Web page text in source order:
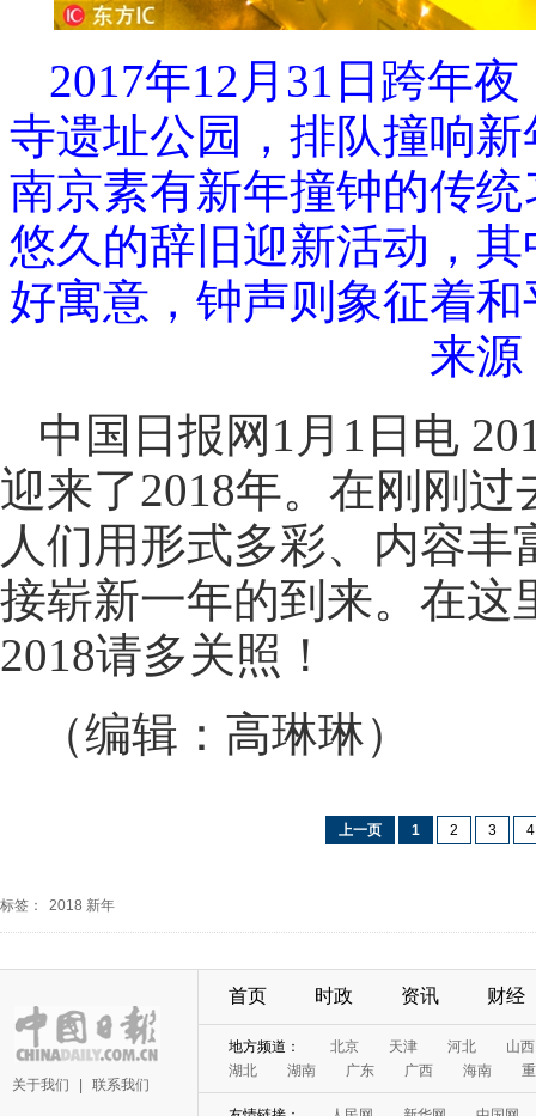
2017年12月31日跨年
寺遗址公园，排队撞响
南京素有新年撞钟的传
悠久的辞旧迎新活动，
好寓意，钟声则象征着
来源
中国日报网1月1日电
迎来了2018年。在刚刚
人们用形式多彩、内容
接崭新一年的到来。在这
2018请多关照！
（编辑：高琳琳）
上一页 1 2 3 4
标签： 2018 新年
关于我们 联系我们
首页 时政 资讯 财经
地方频道： 北京 天津 河北
山西
湖北
湖南 广东 广西 海南